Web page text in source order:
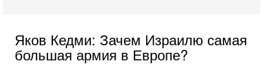
Яков Кедми: Зачем Израилю самая
большая армия в Европе?